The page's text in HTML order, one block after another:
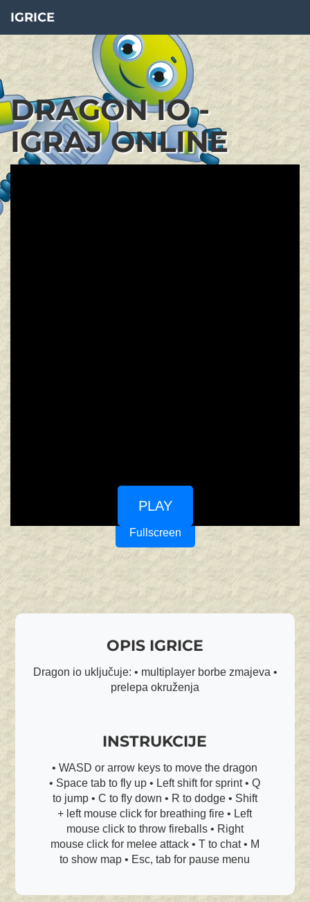
IGRICE
DRAGON IO -
IGRAJ ONLINE
PLAY
Fullscreen
OPIS IGRICE
Dragon io uključuje: • multiplayer borbe zmajeva •
prelepa okruženja
INSTRUKCIJE
• WASD or arrow keys to move the dragon
• Space tab to fly up • Left shift for sprint • Q
to jump • C to fly down • R to dodge • Shift
+ left mouse click for breathing fire • Left
mouse click to throw fireballs • Right
mouse click for melee attack • T to chat • M
to show map • Esc, tab for pause menu